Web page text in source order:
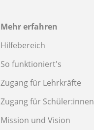
Mehr erfahren
Hilfebereich
So funktioniert's
Zugang für Lehrkräfte
Zugang für Schüler:innen
Mission und Vision